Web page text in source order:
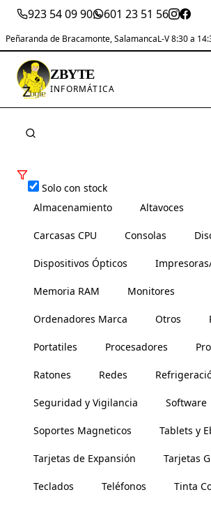
923 54 09 90 601 23 51 56
Peñaranda de Bracamonte, SalamancaL-V 8:30 a
ZBYTE
INFORMÁTICA
Solo con stock
Almacenamiento
Altavoces
Carcasas CPU Consolas
Dispositivos Ópticos
Memoria RAM Monitores
Ordenadores Marca Otros
Portatiles Procesadores
Ratones Redes
Seguridad y Vigilancia Software
Soportes Magneticos Tablets y
Tarjetas de Expansión Tarjetas
Teclados Teléfonos Tinta